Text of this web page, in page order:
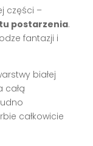
części –
postarzenia.
fantazji i
białej
całą
całkowicie